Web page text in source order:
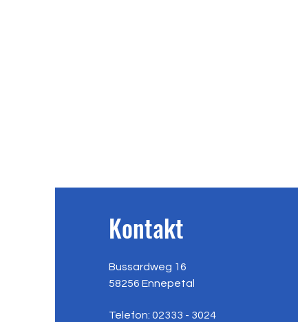
Kontakt
Bussardweg 16
58256 Ennepetal
Telefon: 02333 - 3024